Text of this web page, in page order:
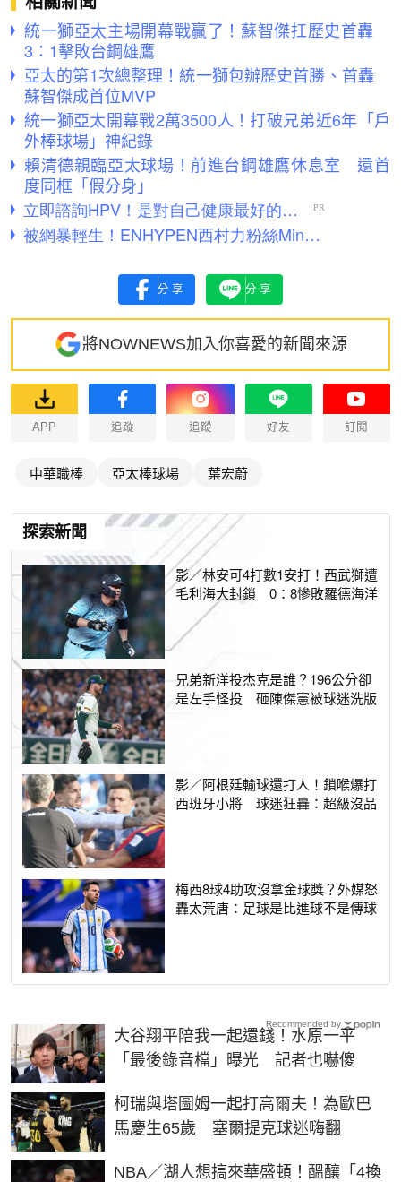
統一獅亞太主場開幕戰贏了！蘇智傑扛歷史首轟
3：1擊敗台鋼雄鷹
亞太的第1次總整理！統一獅包辦歷史首勝、首轟
蘇智傑成首位MVP
統一獅亞太開幕戰2萬3500人！打破兄弟近6年「戶
外棒球場」神紀錄
賴清德親臨亞太球場！前進台鋼雄鷹休息室 還首
度同框「假分身」
分享 分享
將NOWNEWS加入你喜愛的新聞來源
APP 追蹤 追蹤 好友 訂閱
中華職棒 亞太棒球場 葉宏蔚
探索新聞
影／林安可4打數1安打！西武獅遭
毛利海大封鎖 0：8慘敗羅德海洋
兄弟新洋投杰克是誰？196公分卻
是左手怪投 砸陳傑憲被球迷洗版
影／阿根廷輸球還打人！鎖喉爆打
西班牙小將 球迷狂轟：超級沒品
梅西8球4助攻沒拿金球獎？外媒怒
轟太荒唐：足球是比進球不是傳球
大谷翔平陪我一起還錢！水原一平
「最後錄音檔」曝光 記者也嚇傻
柯瑞與塔圖姆一起打高爾夫！為歐巴
馬慶生65歲 塞爾提克球迷嗨翻
NBA／湖人想搞來華盛頓！醞釀「4換
Recommended by